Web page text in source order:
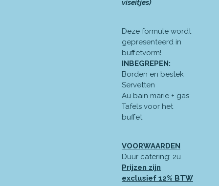
viseitjes)
Deze formule wordt
gepresenteerd in
buffetvorm!
INBEGREPEN:
Borden en bestek
Servetten
Au bain marie + gas
Tafels voor het
buffet
VOORWAARDEN
Duur catering: 2u
Prijzen zijn
exclusief 12% BTW